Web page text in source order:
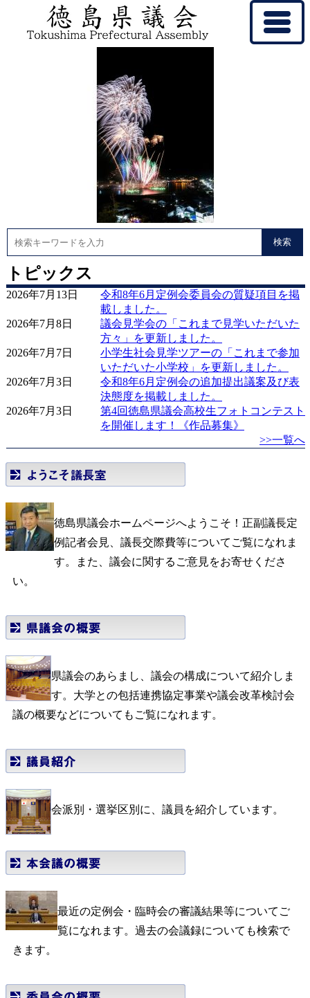
検索
徳
島
県
議
会
トピックス
2026年7月13日
令和8年6月定例会委員会の質疑項目を掲
載しました。
2026年7月8日
議会見学会の「これまで見学いただいた
方々」を更新しました。
2026年7月7日
小学生社会見学ツアーの「これまで参加
いただいた小学校」を更新しました。
2026年7月3日
令和8年6月定例会の追加提出議案及び表
決態度を掲載しました。
2026年7月3日
第4回徳島県議会高校生フォトコンテスト
を開催します！《作品募集》
>>一覧へ
徳島県議会ホームページへようこそ！正副議長定
例記者会見、議長交際費等についてご覧になれま
す。また、議会に関するご意見をお寄せくださ
い。
県議会のあらまし、議会の構成について紹介しま
す。大学との包括連携協定事業や議会改革検討会
議の概要などについてもご覧になれます。
会派別・選挙区別に、議員を紹介しています。
最近の定例会・臨時会の審議結果等についてご
覧になれます。過去の会議録についても検索で
きます。